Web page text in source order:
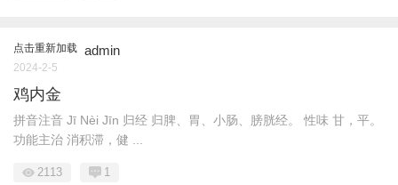
点击重新加载 admin
2024-2-5
鸡内金
拼音注音 Jī Nèi Jīn 归经 归脾、胃、小肠、膀胱经。 性味 甘，平。
功能主治 消积滞，健 ...
2113 1